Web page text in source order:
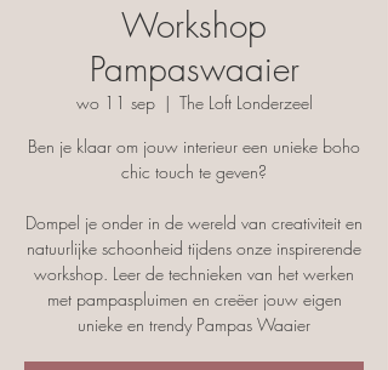
Workshop
Pampaswaaier
wo 11 sep
  |
The Loft Londerzeel
Ben je klaar om jouw interieur een unieke boho
chic touch te geven?
Dompel je onder in de wereld van creativiteit en
natuurlijke schoonheid tijdens onze inspirerende
workshop. Leer de technieken van het werken
met pampaspluimen en creëer jouw eigen
unieke en trendy Pampas Waaier